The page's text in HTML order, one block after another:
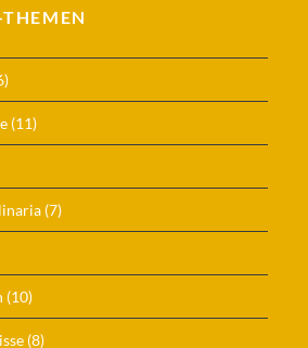
(11)
(7)
(10)
(8)